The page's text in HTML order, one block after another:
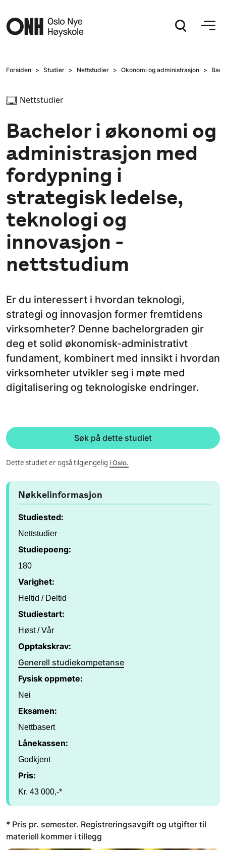
Forsiden Studier Nettstudier Okonomi og administrasjon
Nettstudier
Bachelor i økonomi og
administrasjon med
fordypning i
strategisk ledelse,
teknologi og
innovasjon -
nettstudium
Er du interessert i hvordan teknologi,
strategi og innovasjon former fremtidens
virksomheter? Denne bachelorgraden gir
deg et solid økonomisk-administrativt
fundament, kombinert med innsikt i hvordan
virksomheter utvikler seg i møte med
digitalisering og teknologiske endringer.
Søk på dette studiet
Dette studiet er også tilgjengelig i Oslo.
Nøkkelinformasjon
Studiested:
Nettstudier
Studiepoeng:
180
Varighet:
Heltid / Deltid
Studiestart:
Høst / Vår
Opptakskrav:
Generell studiekompetanse
Fysisk oppmøte:
Nei
Eksamen:
Nettbasert
Lånekassen:
Godkjent
Pris:
Kr. 43 000,-*
* Pris pr. semester. Registreringsavgift og utgifter til
materiell kommer i tillegg